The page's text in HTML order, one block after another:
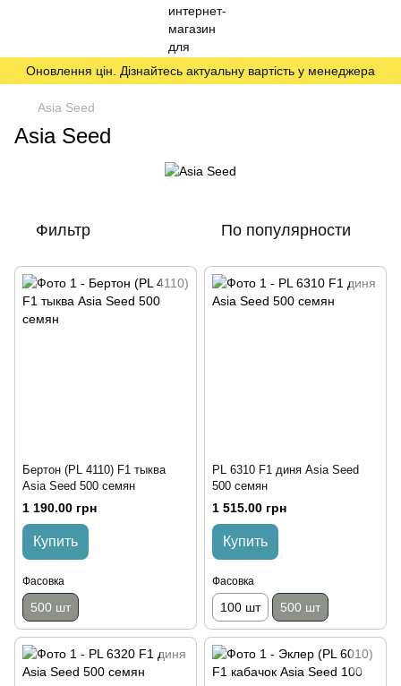
Оновлення цін. Дізнайтесь актуальну вартість у менеджера
Asia Seed
Asia Seed
Фильтр По популярности
Бертон (PL 4110) F1 тыква
Asia Seed 500 семян
1 190.00 грн
Купить
Фасовка
500 шт
PL 6310 F1 диня Asia Seed
500 семян
1 515.00 грн
Купить
Фасовка
100 шт 500 шт